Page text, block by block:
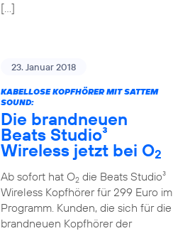
[…]
23. Januar 2018
KABELLOSE KOPFHÖRER MIT SATTEM
SOUND:
Die brandneuen
Beats Studio³
Wireless jetzt bei O2
Ab sofort hat O2die Beats Studio³
Wireless Kopfhörer für 299 Euro im
Programm. Kunden, die sich für die
brandneuen Kopfhörer der